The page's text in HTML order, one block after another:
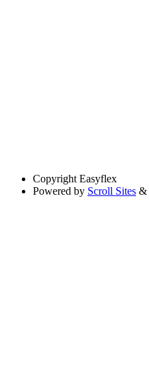
Copyright Easyflex
Powered by Scroll Sites &